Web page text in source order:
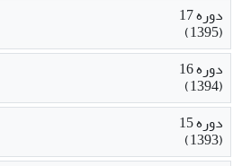
دوره 17
(1395)
دوره 16
(1394)
دوره 15
(1393)